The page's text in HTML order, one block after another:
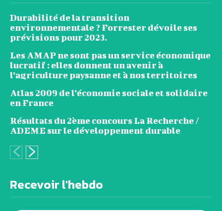
Durabilité de la transition
environnementale ? Forrester dévoile ses
prévisions pour 2023.
Les AMAP ne sont pas un service économique
lucratif : elles donnent un avenir à
l’agriculture paysanne et à nos territoires
Atlas 2009 de l’économie sociale et solidaire
en France
Résultats du 2ème concours La Recherche /
ADEME sur le développement durable
Recevoir l'hebdo